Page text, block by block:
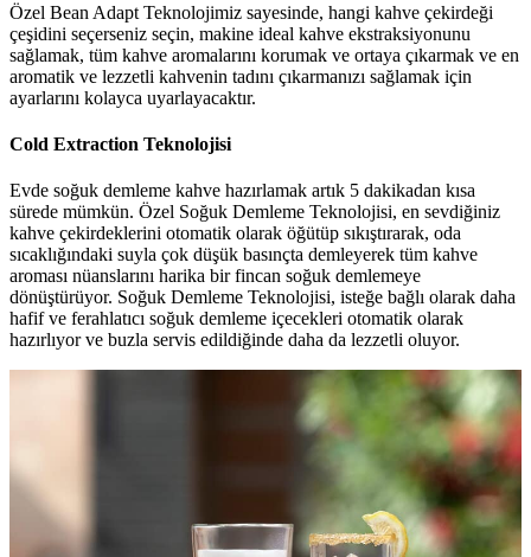
Özel Bean Adapt Teknolojimiz sayesinde, hangi kahve çekirdeği
çeşidini seçerseniz seçin, makine ideal kahve ekstraksiyonunu
sağlamak, tüm kahve aromalarını korumak ve ortaya çıkarmak ve en
aromatik ve lezzetli kahvenin tadını çıkarmanızı sağlamak için
ayarlarını kolayca uyarlayacaktır.
Cold Extraction Teknolojisi
Evde soğuk demleme kahve hazırlamak artık 5 dakikadan kısa
sürede mümkün. Özel Soğuk Demleme Teknolojisi, en sevdiğiniz
kahve çekirdeklerini otomatik olarak öğütüp sıkıştırarak, oda
sıcaklığındaki suyla çok düşük basınçta demleyerek tüm kahve
aroması nüanslarını harika bir fincan soğuk demlemeye
dönüştürüyor. Soğuk Demleme Teknolojisi, isteğe bağlı olarak daha
hafif ve ferahlatıcı soğuk demleme içecekleri otomatik olarak
hazırlıyor ve buzla servis edildiğinde daha da lezzetli oluyor.